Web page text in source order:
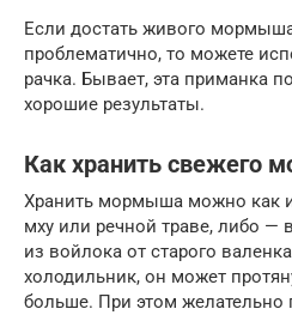
Если достать живого
проблематично, то можете
рачка. Бывает, эта приманка
хорошие результаты.
Как хранить свежего
Хранить мормыша можно как
мху или речной траве, либо —
из войлока от старого
холодильник, он может
больше. При этом желательно